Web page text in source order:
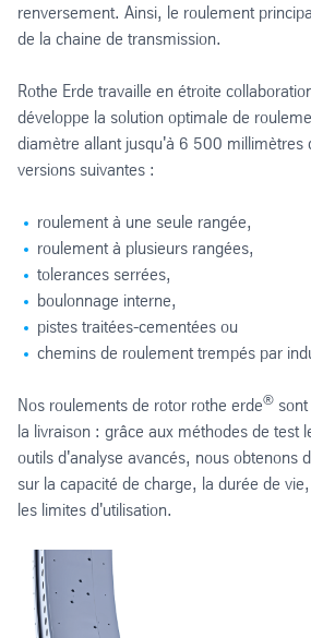
renversement. Ainsi, le roulement
de la chaine de transmission.
Rothe Erde travaille en étroite
développe la solution optimale de
diamètre allant jusqu'à 6 500 millimètres
versions suivantes :
roulement à une seule rangée,
roulement à plusieurs rangées,
tolerances serrées,
boulonnage interne,
pistes traitées-cementées ou
chemins de roulement trempés par
Nos roulements de rotor rothe erde®
la livraison : grâce aux méthodes de test
outils d'analyse avancés, nous obtenons
sur la capacité de charge, la durée de
les limites d'utilisation.